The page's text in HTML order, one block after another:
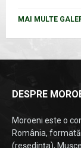
MAI MULTE
DESPRE
Moroeni este o
România,
(reședința),